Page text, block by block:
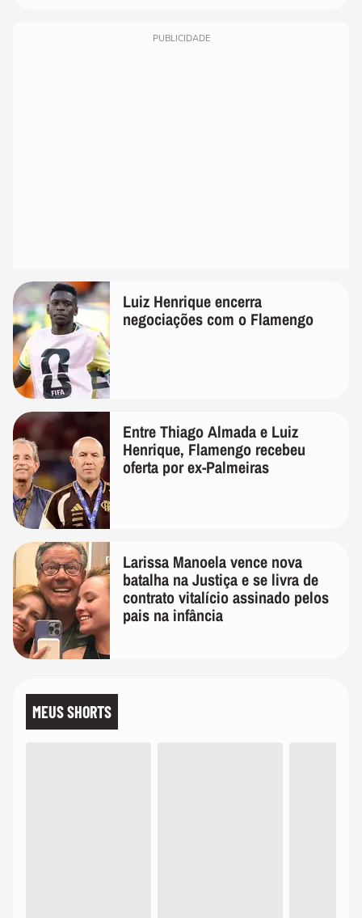
PUBLICIDADE
Luiz Henrique encerra
negociações com o Flamengo
Entre Thiago Almada e Luiz
Henrique, Flamengo recebeu
oferta por ex-Palmeiras
Larissa Manoela vence nova
batalha na Justiça e se livra de
contrato vitalício assinado pelos
pais na infância
MEUS SHORTS